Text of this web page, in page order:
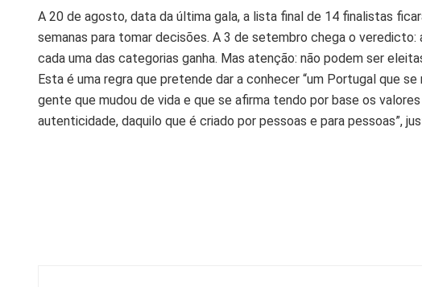
A 20 de agosto, data da última gala, a lista final de 14 finalistas
semanas para tomar decisões. A 3 de setembro chega o
cada uma das categorias ganha. Mas atenção: não podem ser
Esta é uma regra que pretende dar a conhecer “um Portugal que
gente que mudou de vida e que se afirma tendo por base os
autenticidade, daquilo que é criado por pessoas e para pessoas”,